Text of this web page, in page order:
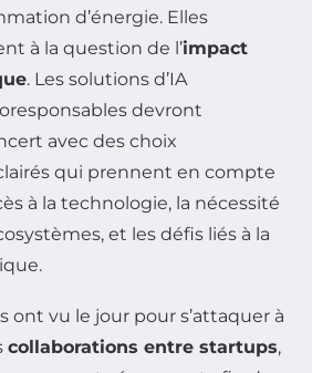
d’énergie. Elles
à la question de l’impact
. Les solutions d’IA
devront
avec des choix
qui prennent en compte
à la technologie, la nécessité
et les défis liés à la
ont vu le jour pour s’attaquer à
collaborations entre startups,